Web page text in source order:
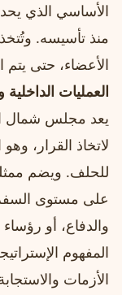
الأساسي الذي
منذ تأسيسه.
الأعضاء، حتى يتم
العمليات الداخلية
يعد مجلس شمال
لاتخاذ القرار،
للحلف. ويضم
على مستوى
والدفاع، أو
المفهوم
الأزمات